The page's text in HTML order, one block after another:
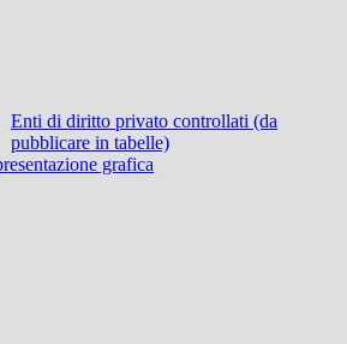
Enti di diritto privato controllati (da
pubblicare in tabelle)
grafica